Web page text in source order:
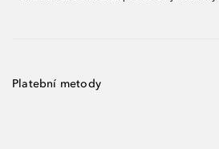
Platební metody